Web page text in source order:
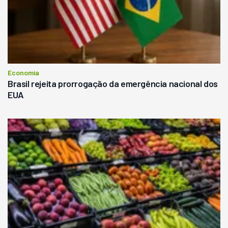
Economia
Brasil rejeita prorrogação da emergência nacional dos
EUA